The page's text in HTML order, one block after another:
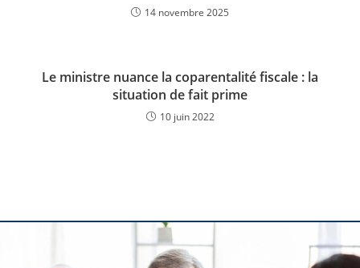
14 novembre 2025
Le ministre nuance la coparentalité fiscale : la
situation de fait prime
10 juin 2022